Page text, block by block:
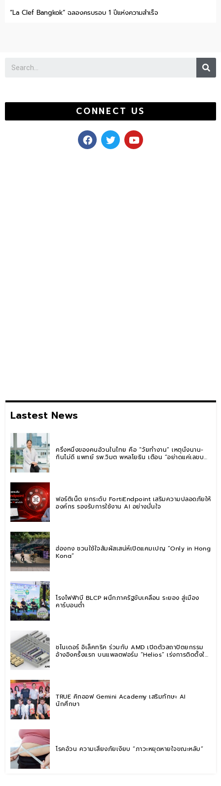
“La Clef Bangkok” ฉลองครบรอบ 1 ปีแห่งความสำเร็จ
CONNECT US
F
a
c
T
w
i
Y
o
u
Lastest News
ครึ่งหนึ่งของคนอ้วนในไทย คือ “วัยทำงาน” เหตุนั่งนาน-
กินไม่ดี แพทย์ รพ.วิมุต พหลโยธิน เตือน “อย่าดูแค่เลขบน
ฟอร์ติเน็ต ยกระดับ FortiEndpoint เสริมความปลอดภัยให้
องค์กร รองรับการใช้งาน AI อย่างมั่นใจ
ฮ่องกง ชวนใช้ใจสัมผัสเสน่ห์เปิดแคมเปญ “Only in Hong
Kong”
โรงไฟฟ้าบี BLCP ผนึกภาครัฐขับเคลื่อน ระยอง สู่เมือง
คาร์บอนต่ำ
ชไนเดอร์ อิเล็คทริค ร่วมกับ AMD เปิดตัวสถาปัตยกรรม
อ้างอิงครั้งแรก บนแพลตฟอร์ม “Helios” เร่งการติดตั้งใช้
TRUE คิกออฟ Gemini Academy เสริมทักษะ AI
นักศึกษา
โรคอ้วน ความเสี่ยงภัยเงียบ “ภาวะหยุดหายใจขณะหลับ”